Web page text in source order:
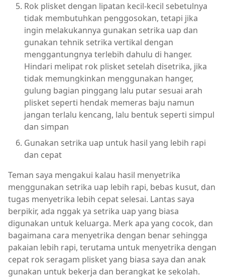
Rok plisket dengan lipatan kecil-kecil sebetulnya
tidak membutuhkan penggosokan, tetapi jika
ingin melakukannya gunakan setrika uap dan
gunakan tehnik setrika vertikal dengan
menggantungnya terlebih dahulu di hanger.
Hindari melipat rok plisket setelah disetrika, jika
tidak memungkinkan menggunakan hanger,
gulung bagian pinggang lalu putar sesuai arah
plisket seperti hendak memeras baju namun
jangan terlalu kencang, lalu bentuk seperti simpul
dan simpan
Gunakan setrika uap untuk hasil yang lebih rapi
dan cepat
Teman saya mengakui kalau hasil menyetrika
menggunakan setrika uap lebih rapi, bebas kusut, dan
tugas menyetrika lebih cepat selesai. Lantas saya
berpikir, ada nggak ya setrika uap yang biasa
digunakan untuk keluarga. Merk apa yang cocok, dan
bagaimana cara menyetrika dengan benar sehingga
pakaian lebih rapi, terutama untuk menyetrika dengan
cepat rok seragam plisket yang biasa saya dan anak
gunakan untuk bekerja dan berangkat ke sekolah.